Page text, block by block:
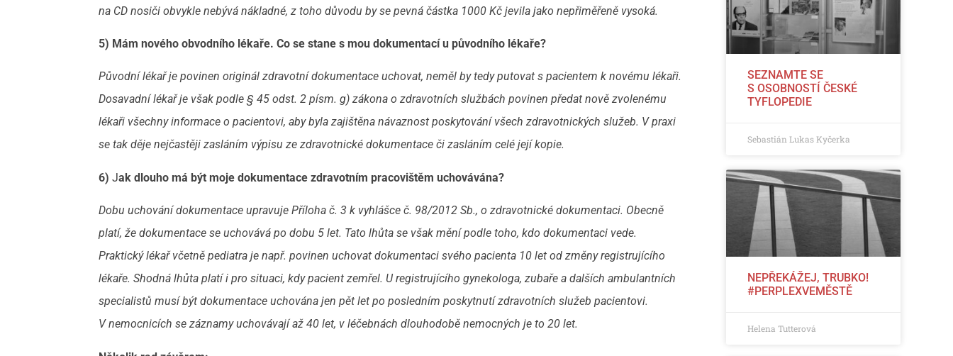
na CD nosiči obvykle nebývá nákladné, z toho důvodu by se pevná částka 1000 Kč jevila jako nepřiměřeně vysoká.
5) Mám nového obvodního lékaře. Co se stane s mou dokumentací u původního lékaře?
Původní lékař je povinen originál zdravotní dokumentace uchovat, neměl by tedy putovat s pacientem k novému lékaři.
Dosavadní lékař je však podle § 45 odst. 2 písm. g) zákona o zdravotních službách povinen předat nově zvolenému
lékaři všechny informace o pacientovi, aby byla zajištěna návaznost poskytování všech zdravotnických služeb. V praxi
se tak děje nejčastěji zasláním výpisu ze zdravotnické dokumentace či zasláním celé její kopie.
6)Jak dlouho má být moje dokumentace zdravotním pracovištěm uchovávána?
Dobu uchování dokumentace upravuje Příloha č. 3 k vyhlášce č. 98/2012 Sb., o zdravotnické dokumentaci. Obecně
platí, že dokumentace se uchovává po dobu 5 let. Tato lhůta se však mění podle toho, kdo dokumentaci vede.
Praktický lékař včetně pediatra je např. povinen uchovat dokumentaci svého pacienta 10 let od změny registrujícího
lékaře. Shodná lhůta platí i pro situaci, kdy pacient zemřel. U registrujícího gynekologa, zubaře a dalších ambulantních
specialistů musí být dokumentace uchována jen pět let po posledním poskytnutí zdravotních služeb pacientovi.
V nemocnicích se záznamy uchovávají až 40 let, v léčebnách dlouhodobě nemocných je to 20 let.
SEZNAMTE SE
S OSOBNOSTÍ ČESKÉ
TYFLOPEDIE
Sebastián Lukas Kyčerka
NEPŘEKÁŽEJ, TRUBKO!
#PERPLEXVEMĚSTĚ
Helena Tutterová